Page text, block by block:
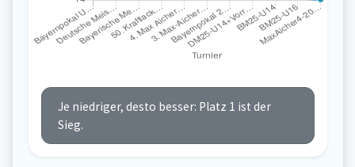
Je niedriger, desto besser: Platz 1 ist der
Sieg.